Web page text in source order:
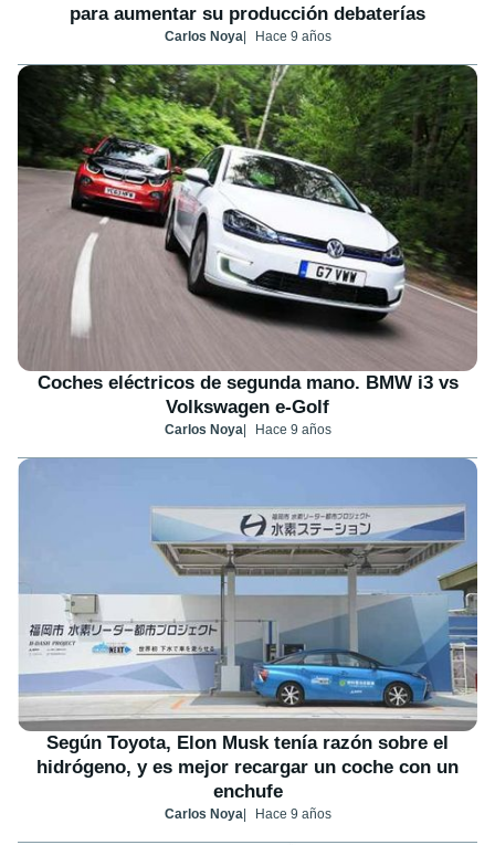
para aumentar su producción debaterías
Carlos Noya Hace 9 años
Coches eléctricos de segunda mano. BMW i3 vs
Volkswagen e-Golf
Carlos Noya Hace 9 años
Según Toyota, Elon Musk tenía razón sobre el
hidrógeno, y es mejor recargar un coche con un
enchufe
Carlos Noya Hace 9 años